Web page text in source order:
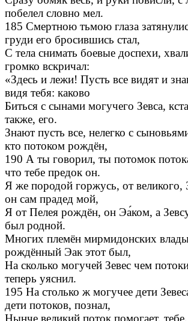
побелел словно мел.
185 Смертною тьмою глаза
груди его бросившись стал,
С тела снимать боевые доспехи,
громко вскричал:
«Здесь и лежи! Пусть все видят и
видя тебя: каково
Биться с сынами могучего Зевса,
также, его.
Знают пусть все, нелегко с
кто потоком рождён,
190 А ты говорил, ты потомок
что тебе предок он.
Я же породой горжусь, от великого,
он сам прадед мой,
Я от Пелея рождён, он Эа́ком, а
был родной.
Многих племён мирмидонских
рождённый Эак этот был,
На сколько могучей Зевес чем
теперь уяснил.
195 На столько ж могучее дети
дети потоков, познал,